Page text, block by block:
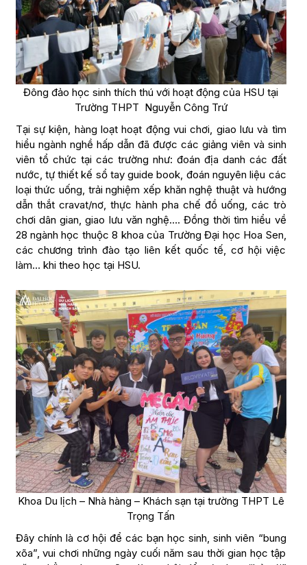
Đông đảo học sinh thích thú với hoạt động của HSU tại
Trường THPT Nguyễn Công Trứ
Tại sự kiện, hàng loạt hoạt động vui chơi, giao lưu và tìm
hiểu ngành nghề hấp dẫn đã được các giảng viên và sinh
viên tổ chức tại các trường như: đoán địa danh các đất
nước, tự thiết kế sổ tay guide book, đoán nguyên liệu các
loại thức uống, trải nghiệm xếp khăn nghệ thuật và hướng
dẫn thắt cravat/nơ, thực hành pha chế đồ uống, các trò
chơi dân gian, giao lưu văn nghệ…. Đồng thời tìm hiểu về
28 ngành học thuộc 8 khoa của Trường Đại học Hoa Sen,
các chương trình đào tạo liên kết quốc tế, cơ hội việc
làm… khi theo học tại HSU.
Khoa Du lịch – Nhà hàng – Khách sạn tại trường THPT Lê
Trọng Tấn
Đây chính là cơ hội để các bạn học sinh, sinh viên “bung
xõa”, vui chơi những ngày cuối năm sau thời gian học tập